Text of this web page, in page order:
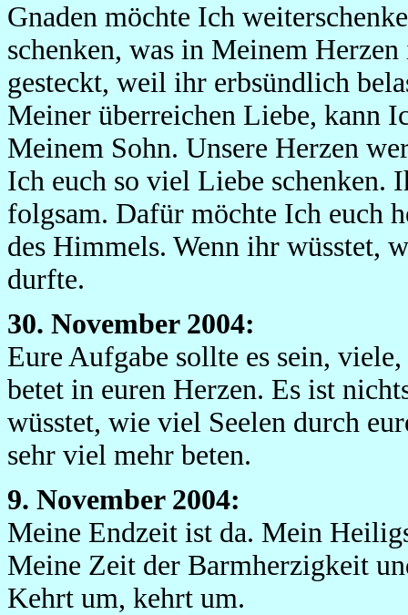
Gnaden möchte Ich
schenken, was in Meinem
gesteckt, weil ihr erbsündlich
Meiner überreichen Liebe, kann
Meinem Sohn. Unsere Herzen
Ich euch so viel Liebe schenken.
folgsam. Dafür möchte Ich euch
des Himmels. Wenn ihr wüsstet,
durfte.
30. November 2004:
Eure Aufgabe sollte es sein,
betet in euren Herzen. Es ist
wüsstet, wie viel Seelen durch
sehr viel mehr beten.
9. November 2004:
Meine Endzeit ist da. Mein
Meine Zeit der Barmherzigkeit
Kehrt um, kehrt um.